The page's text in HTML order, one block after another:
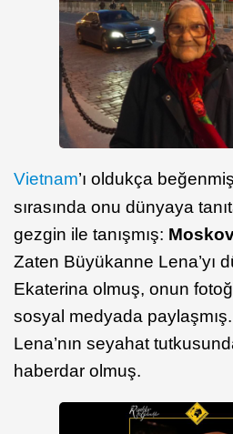
Vietnam’ı oldukça
sırasında onu dünyaya
gezgin ile tanışmış:
Zaten Büyükanne Lena’yı
Ekaterina olmuş, onun
sosyal medyada
Lena’nın seyahat
haberdar olmuş.